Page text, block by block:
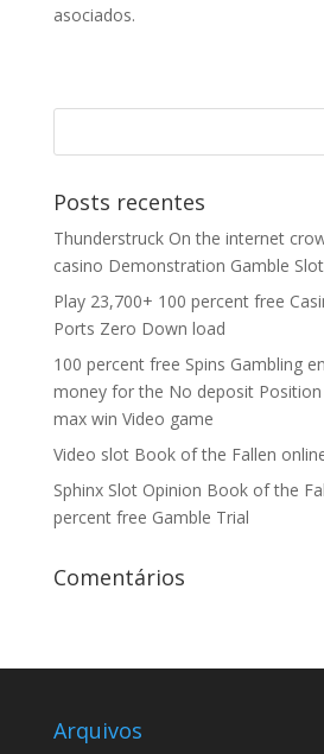
asociados.
Posts recentes
Thunderstruck On the internet
casino Demonstration Gamble
Play 23,700+ 100 percent free
Ports Zero Down load
100 percent free Spins Gambling
money for the No deposit
max win Video game
Video slot Book of the Fallen
Sphinx Slot Opinion Book of the
percent free Gamble Trial
Comentários
Arquivos